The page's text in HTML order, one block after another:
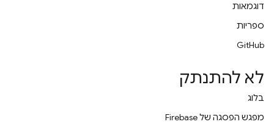
דוגמאות
ספריות
GitHub
לא להתנתק
בלוג
מפגש הפסגה של Firebase